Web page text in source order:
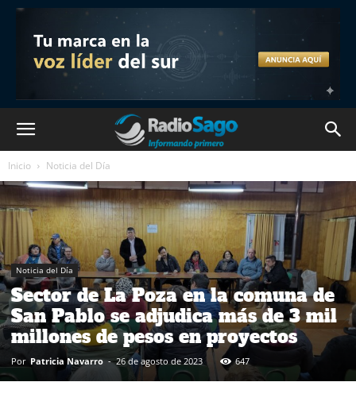
Inicio Noticia del Día
Noticia del Día
Sector de La Poza en la comuna de
San Pablo se adjudica más de 3 mil
millones de pesos en proyectos
Por Patricia Navarro - 26 de agosto de 2023 647